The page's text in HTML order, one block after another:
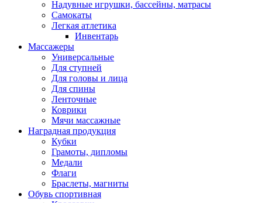
Надувные игрушки, бассейны, матрасы
Самокаты
Легкая атлетика
Инвентарь
Массажеры
Универсальные
Для ступней
Для головы и лица
Для спины
Ленточные
Коврики
Мячи массажные
Наградная продукция
Кубки
Грамоты, дипломы
Медали
Флаги
Браслеты, магниты
Обувь спортивная